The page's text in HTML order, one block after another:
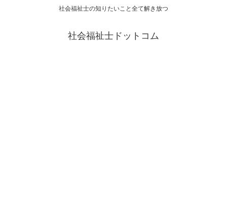
社会福祉士の知りたいこと全て解き放つ
社会福祉士ドットコム